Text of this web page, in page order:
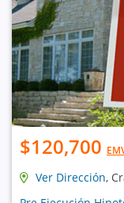
$120,700
Ver Dirección,